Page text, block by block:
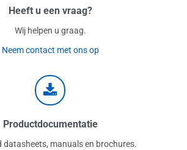
Heeft u een vraag?
Wij helpen u graag.
Neem contact met ons op
Productdocumentatie
datasheets, manuals en brochures.